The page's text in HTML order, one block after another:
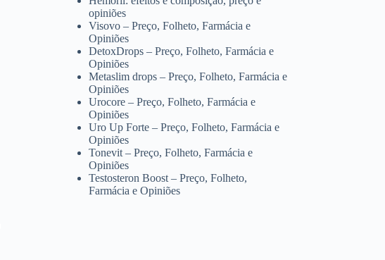
opiniões
Visovo – Preço, Folheto, Farmácia e
Opiniões
DetoxDrops – Preço, Folheto, Farmácia e
Opiniões
Metaslim drops – Preço, Folheto, Farmácia e
Opiniões
Urocore – Preço, Folheto, Farmácia e
Opiniões
Uro Up Forte – Preço, Folheto, Farmácia e
Opiniões
Tonevit – Preço, Folheto, Farmácia e
Opiniões
Testosteron Boost – Preço, Folheto,
Farmácia e Opiniões